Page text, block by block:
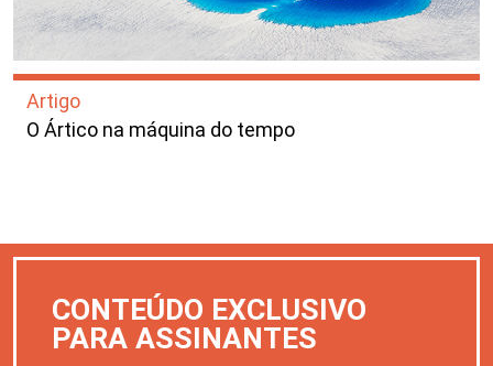
Artigo
O Ártico na máquina do tempo
CONTEÚDO EXCLUSIVO
PARA ASSINANTES